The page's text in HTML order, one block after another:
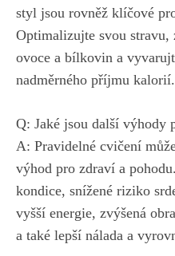
styl jsou ⁢rovněž ‌klíčové
Optimalizujte ⁤svou stravu,‍
ovoce a bílkovin⁤ a
⁢nadměrného ⁣příjmu kalorií.
Q:⁣ Jaké ⁣jsou další výhody
A: Pravidelné ​cvičení⁣
výhod pro zdraví a
⁤kondice, snížené riziko
vyšší ⁣energie, zvýšená
a také lepší nálada a